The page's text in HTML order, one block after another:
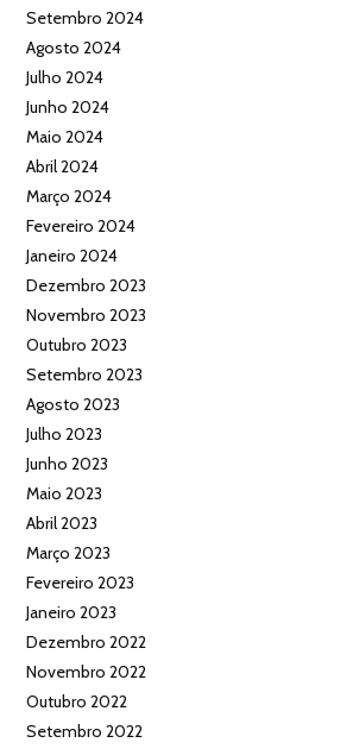
Setembro 2024
Agosto 2024
Julho 2024
Junho 2024
Maio 2024
Abril 2024
Março 2024
Fevereiro 2024
Janeiro 2024
Dezembro 2023
Novembro 2023
Outubro 2023
Setembro 2023
Agosto 2023
Julho 2023
Junho 2023
Maio 2023
Abril 2023
Março 2023
Fevereiro 2023
Janeiro 2023
Dezembro 2022
Novembro 2022
Outubro 2022
Setembro 2022